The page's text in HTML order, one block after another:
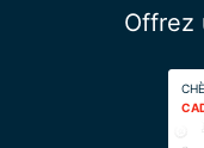
Offrez